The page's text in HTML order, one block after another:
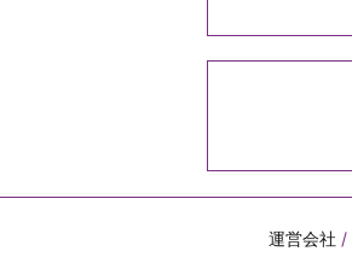
運営会社 /